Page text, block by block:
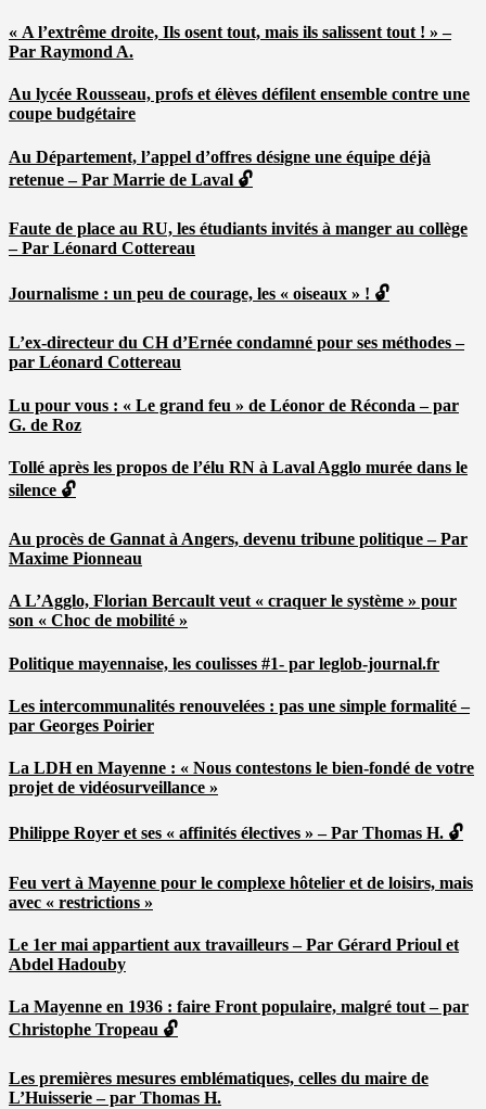
« A l’extrême droite, Ils osent tout, mais ils salissent tout ! » –
Par Raymond A.
Au lycée Rousseau, profs et élèves défilent ensemble contre une
coupe budgétaire
Au Département, l’appel d’offres désigne une équipe déjà
retenue – Par Marrie de Laval 🔓
Faute de place au RU, les étudiants invités à manger au collège
– Par Léonard Cottereau
Journalisme : un peu de courage, les « oiseaux » ! 🔓
L’ex-directeur du CH d’Ernée condamné pour ses méthodes –
par Léonard Cottereau
Lu pour vous : « Le grand feu » de Léonor de Réconda – par
G. de Roz
Tollé après les propos de l’élu RN à Laval Agglo murée dans le
silence 🔓
Au procès de Gannat à Angers, devenu tribune politique – Par
Maxime Pionneau
A L’Agglo, Florian Bercault veut « craquer le système » pour
son « Choc de mobilité »
Politique mayennaise, les coulisses #1- par leglob-journal.fr
Les intercommunalités renouvelées : pas une simple formalité –
par Georges Poirier
La LDH en Mayenne : « Nous contestons le bien-fondé de votre
projet de vidéosurveillance »
Philippe Royer et ses « affinités électives » – Par Thomas H. 🔓
Feu vert à Mayenne pour le complexe hôtelier et de loisirs, mais
avec « restrictions »
Le 1er mai appartient aux travailleurs – Par Gérard Prioul et
Abdel Hadouby
La Mayenne en 1936 : faire Front populaire, malgré tout – par
Christophe Tropeau 🔓
Les premières mesures emblématiques, celles du maire de
L’Huisserie – par Thomas H.